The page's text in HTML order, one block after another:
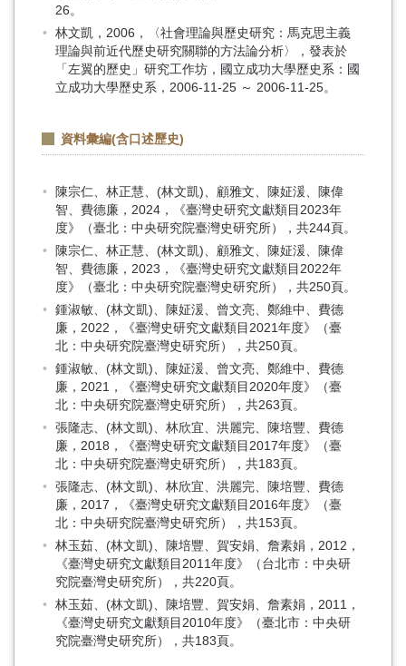
26。
林文凱，2006，〈社會理論與歷史研究：馬克思主義
理論與前近代歷史研究關聯的方法論分析〉，發表於
「左翼的歷史」研究工作坊，國立成功大學歷史系：國
立成功大學歷史系，2006-11-25 ～ 2006-11-25。
資料彙編(含口述歷史)
陳宗仁、林正慧、(林文凱)、顧雅文、陳姃湲、陳偉
智、費德廉，2024，《臺灣史研究文獻類目2023年
度》（臺北：中央研究院臺灣史研究所），共244頁。
陳宗仁、林正慧、(林文凱)、顧雅文、陳姃湲、陳偉
智、費德廉，2023，《臺灣史研究文獻類目2022年
度》（臺北：中央研究院臺灣史研究所），共250頁。
鍾淑敏、(林文凱)、陳姃湲、曾文亮、鄭維中、費德
廉，2022，《臺灣史研究文獻類目2021年度》（臺
北：中央研究院臺灣史研究所），共250頁。
鍾淑敏、(林文凱)、陳姃湲、曾文亮、鄭維中、費德
廉，2021，《臺灣史研究文獻類目2020年度》（臺
北：中央研究院臺灣史研究所），共263頁。
張隆志、(林文凱)、林欣宜、洪麗完、陳培豐、費德
廉，2018，《臺灣史研究文獻類目2017年度》（臺
北：中央研究院臺灣史研究所），共183頁。
張隆志、(林文凱)、林欣宜、洪麗完、陳培豐、費德
廉，2017，《臺灣史研究文獻類目2016年度》（臺
北：中央研究院臺灣史研究所），共153頁。
林玉茹、(林文凱)、陳培豐、賀安娟、詹素娟，2012，
《臺灣史研究文獻類目2011年度》（台北市：中央研
究院臺灣史研究所），共220頁。
林玉茹、(林文凱)、陳培豐、賀安娟、詹素娟，2011，
《臺灣史研究文獻類目2010年度》（臺北市：中央研
究院臺灣史研究所），共183頁。